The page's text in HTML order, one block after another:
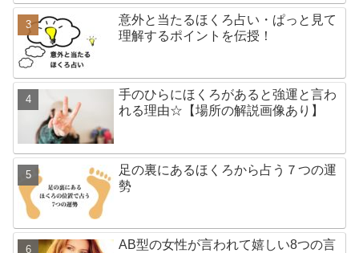
意外と当たるほくろ占い・ぱっと見て
理解するポイントを伝授！
手のひらにほくろがあると強運と言わ
れる理由☆【場所の解説画像あり】
足の裏にあるほくろから占う７つの運
勢
AB型の女性が言われて嬉しい8つの言